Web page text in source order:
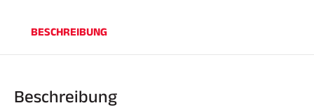
BESCHREIBUNG
Beschreibung